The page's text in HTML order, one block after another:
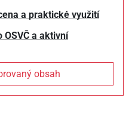
a praktické využití
OSVČ a aktivní
obsah